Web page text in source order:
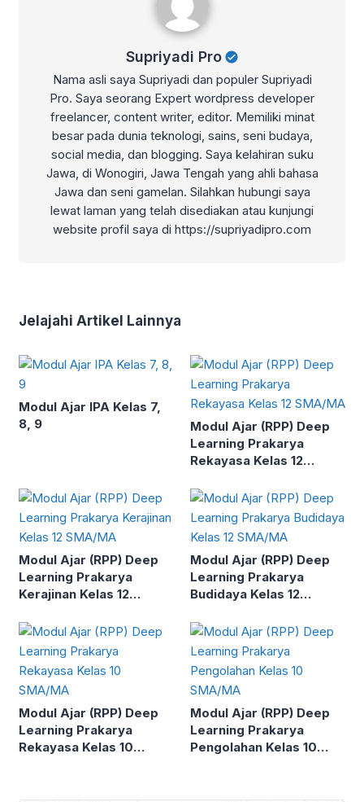
Supriyadi Pro
Nama asli saya Supriyadi dan populer Supriyadi
Pro. Saya seorang Expert wordpress developer
freelancer, content writer, editor. Memiliki minat
besar pada dunia teknologi, sains, seni budaya,
social media, dan blogging. Saya kelahiran suku
Jawa, di Wonogiri, Jawa Tengah yang ahli bahasa
Jawa dan seni gamelan. Silahkan hubungi saya
lewat laman yang telah disediakan atau kunjungi
website profil saya di https://supriyadipro.com
Jelajahi Artikel Lainnya
Modul Ajar IPA Kelas 7,
8, 9
Modul Ajar (RPP) Deep
Learning Prakarya
Rekayasa Kelas 12
Modul Ajar (RPP) Deep
Learning Prakarya
Kerajinan Kelas 12
Modul Ajar (RPP) Deep
Learning Prakarya
Budidaya Kelas 12
Modul Ajar (RPP) Deep
Learning Prakarya
Rekayasa Kelas 10
Modul Ajar (RPP) Deep
Learning Prakarya
Pengolahan Kelas 10